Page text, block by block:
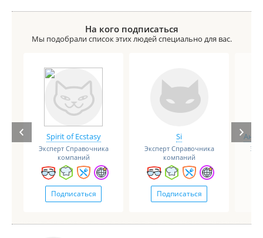
На кого подписаться
Мы подобрали список этих людей специально для вас.
Spirit of Ecstasy
Эксперт Справочника
компаний
Подписаться
Si
Эксперт Справочника
компаний
Подписаться